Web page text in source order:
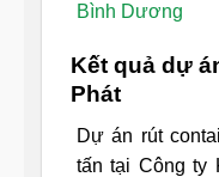
Bình Dương
Kết quả dự
Phát
Dự án rút
tấn tại Công ty